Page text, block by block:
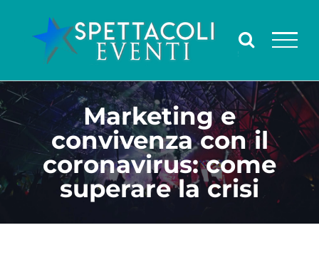
contenuto
Marketing e
convivenza con il
coronavirus: come
superare la crisi